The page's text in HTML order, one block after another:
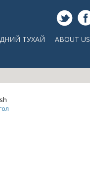
ТУХАЙ ABOUT US